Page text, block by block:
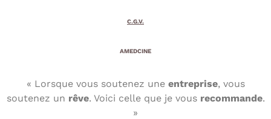
C.G.V.
AMEDCINE
« Lorsque vous soutenez une entreprise, vous
soutenez un rêve. Voici celle que je vous recommande.
»